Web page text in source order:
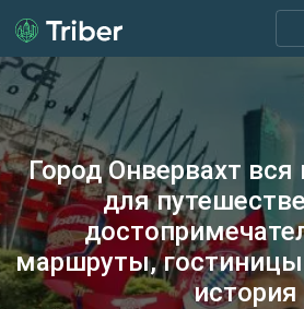
Город Онвервахт
для
маршруты,
история